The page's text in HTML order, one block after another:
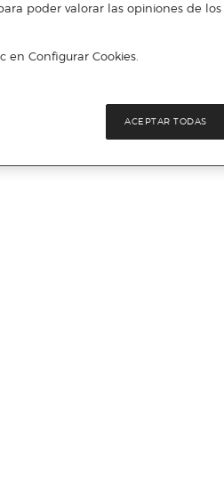
poder valorar las opiniones de los
en Configurar Cookies.
ACEPTAR TODAS